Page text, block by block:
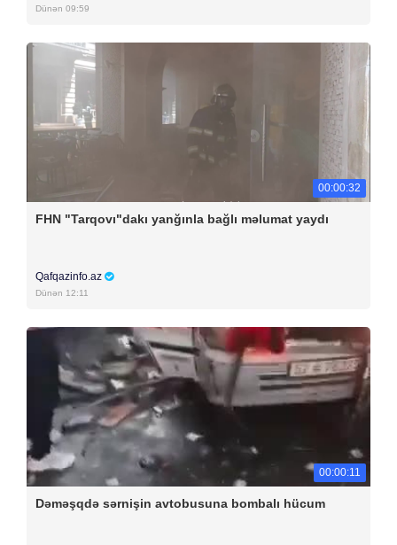
Dünən 09:59
00:00:32
FHN "Tarqovı"dakı yanğınla bağlı məlumat yaydı
Qafqazinfo.az
Dünən 12:11
00:00:11
Dəməşqdə sərnişin avtobusuna bombalı hücum